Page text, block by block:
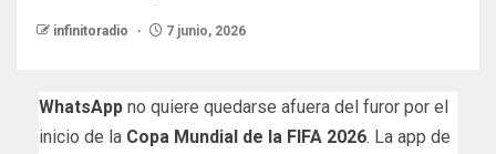
infinitoradio 7 junio, 2026
WhatsApp no quiere quedarse afuera del furor por el
inicio de la Copa Mundial de la FIFA 2026. La app de